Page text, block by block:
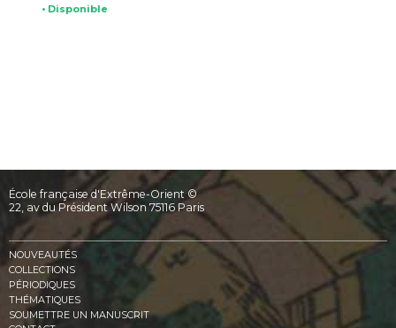
• Disponible
École française d'Extrême-Orient ©
22, av du Président Wilson 75116 Paris
NOUVEAUTÉS
COLLECTIONS
PÉRIODIQUES
THÉMATIQUES
SOUMETTRE UN MANUSCRIT